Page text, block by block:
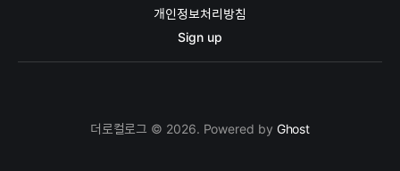
개인정보처리방침
Sign up
더로컬로그 © 2026. Powered by Ghost